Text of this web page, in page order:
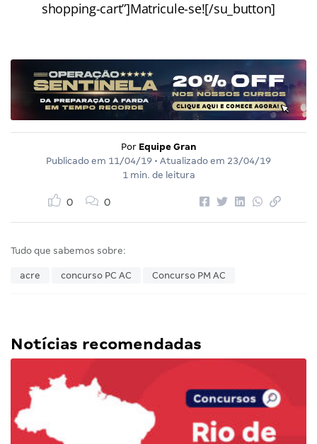
shopping-cart”]Matricule-se![/su_button]
Por Equipe Gran
Publicado em 11/04/19 • Atualizado em 23/04/19
1 min. de leitura
0 0
Tudo que sabemos sobre:
acre concurso PC AC Concurso PM AC
Notícias recomendadas